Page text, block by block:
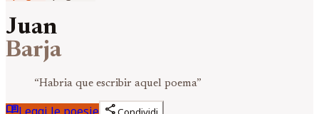
Juan
Barja
“Habria que escribir aquel poema”
menu_book share